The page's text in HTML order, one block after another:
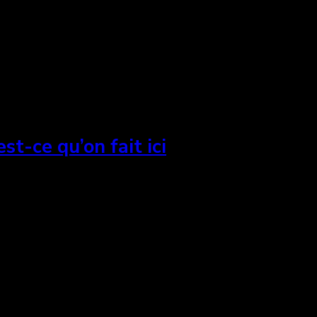
ce qu’on fait ici